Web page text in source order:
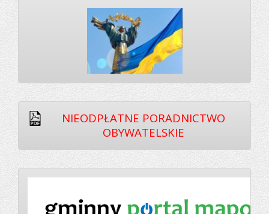
NIEODPŁATNE PORADNICTWO
OBYWATELSKIE